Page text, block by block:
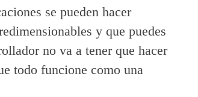
se pueden hacer
y que puedes
no va a tener que hacer
todo funcione como una